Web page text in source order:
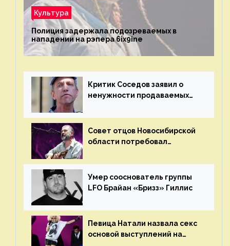
Культура
Полиция задержала подозреваемых в
нападении на рэпера 6ix9ine
Критик Соседов заявил о
ненужности продаваемых
Совет отцов Новосибирской
области потребовал
«Сплин»
Умер сооснователь группы
LFO Брайан «Бризз» Гиллис
Певица Натали назвала секс
основой выступлений на